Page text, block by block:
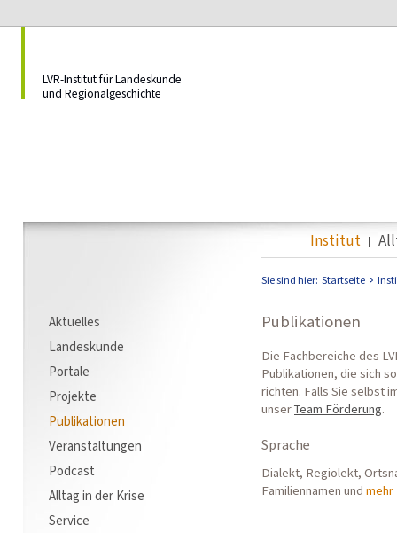
LVR-Institut für Landeskunde
und Regionalgeschichte
Institut
Aktuelles
Landeskunde
Portale
Projekte
Publikationen
Veranstaltungen
Podcast
Alltag in der Krise
Service
Sie sind hier: Startseite
Publikationen
Die Fachbereiche des
Publikationen, die sich
richten. Falls Sie selbst
unserTeam Förderung.
Sprache
Dialekt, Regiolekt,
Familiennamen und mehr